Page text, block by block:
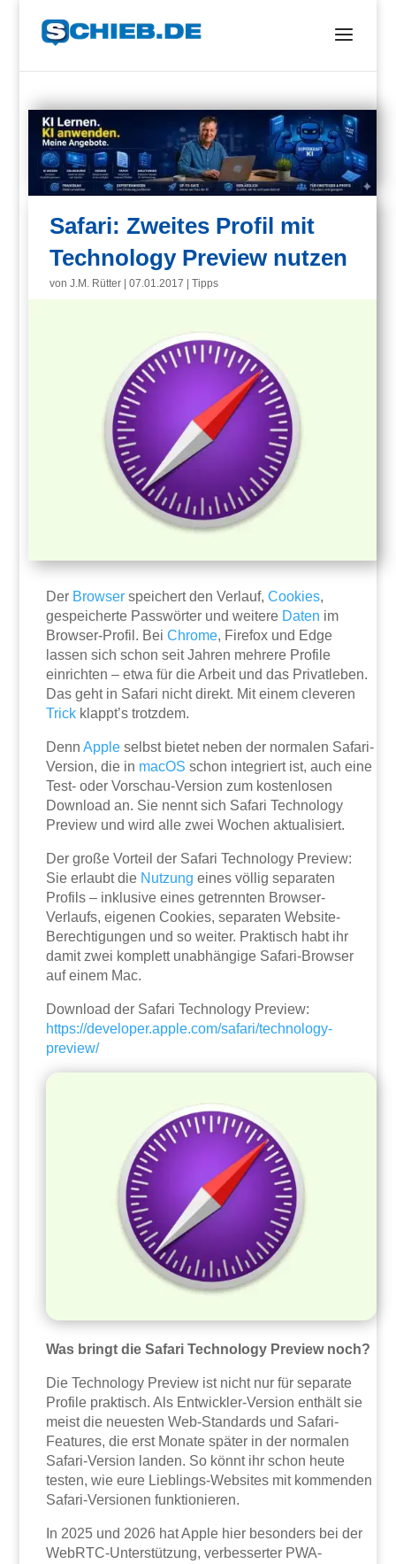
Safari: Zweites Profil mit
Technology Preview nutzen
vonJ.M. Rütter |07.01.2017 |Tipps
Der Browser speichert den Verlauf,Cookies,
gespeicherte Passwörter und weitere Daten im
Browser-Profil. BeiChrome, Firefox und Edge
lassen sich schon seit Jahren mehrere Profile
einrichten – etwa für die Arbeit und das Privatleben.
Das geht in Safari nicht direkt. Mit einem cleveren
Trick klappt’s trotzdem.
DennApple selbst bietet neben der normalen Safari-
Version, die in macOS schon integriert ist, auch eine
Test- oder Vorschau-Version zum kostenlosen
Download an. Sie nennt sich Safari Technology
Preview und wird alle zwei Wochen aktualisiert.
Der große Vorteil der Safari Technology Preview:
Sie erlaubt die Nutzung eines völlig separaten
Profils – inklusive eines getrennten Browser-
Verlaufs, eigenen Cookies, separaten Website-
Berechtigungen und so weiter. Praktisch habt ihr
damit zwei komplett unabhängige Safari-Browser
auf einem Mac.
Download der Safari Technology Preview:
https://developer.apple.com/safari/technology-
preview/
Was bringt die Safari Technology Preview noch?
Die Technology Preview ist nicht nur für separate
Profile praktisch. Als Entwickler-Version enthält sie
meist die neuesten Web-Standards und Safari-
Features, die erst Monate später in der normalen
Safari-Version landen. So könnt ihr schon heute
testen, wie eure Lieblings-Websites mit kommenden
Safari-Versionen funktionieren.
In 2025 und 2026 hat Apple hier besonders bei der
WebRTC-Unterstützung, verbesserter PWA-